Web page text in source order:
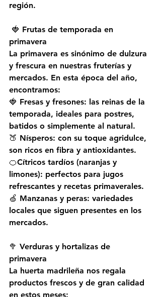
región.
🍓 Frutas de temporada en
primavera
La primavera es sinónimo de dulzura
y frescura en nuestras fruterías y
mercados. En esta época del año,
encontramos:
🍓 Fresas y fresones: las reinas de la
temporada, ideales para postres,
batidos o simplemente al natural.
🍑 Nísperos: con su toque agridulce,
son ricos en fibra y antioxidantes.
🍊Cítricos tardíos (naranjas y
limones): perfectos para jugos
refrescantes y recetas primaverales.
🍏 Manzanas y peras: variedades
locales que siguen presentes en los
mercados.
🥦 Verduras y hortalizas de
primavera
La huerta madrileña nos regala
productos frescos y de gran calidad
en estos meses: